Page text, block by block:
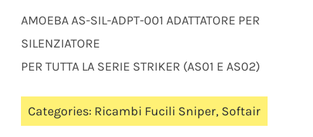
AMOEBA AS-SIL-ADPT-001 ADATTATORE PER
SILENZIATORE
PER TUTTA LA SERIE STRIKER (AS01 E AS02)
Categories: Ricambi Fucili Sniper, Softair